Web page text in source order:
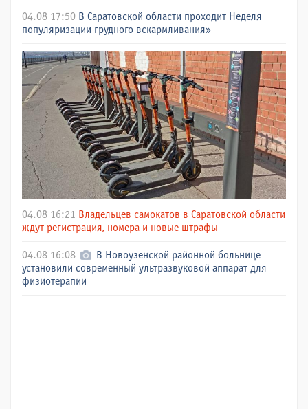
04.08 17:50 В Саратовской области проходит Неделя
популяризации грудного вскармливания»
04.08 16:21 Владельцев самокатов в Саратовской области
ждут регистрация, номера и новые штрафы
04.08 16:08
В Новоузенской районной больнице
установили современный ультразвуковой аппарат для
физиотерапии